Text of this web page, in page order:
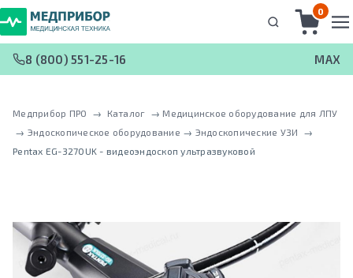
0
8 (800) 551-25-16 MAX
Медприбор ПРО → Каталог → Медицинское оборудование для ЛПУ
→ Эндоскопическое оборудование → Эндоскопические УЗИ
→
Pentax EG-3270UK - видеоэндоскоп ультразвуковой